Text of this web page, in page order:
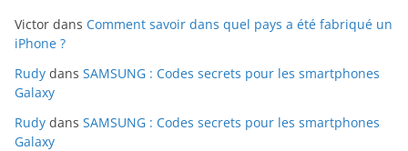
Victor dans Comment savoir dans quel pays a été fabriqué un
iPhone ?
Rudy dans SAMSUNG : Codes secrets pour les smartphones
Galaxy
Rudy dans SAMSUNG : Codes secrets pour les smartphones
Galaxy